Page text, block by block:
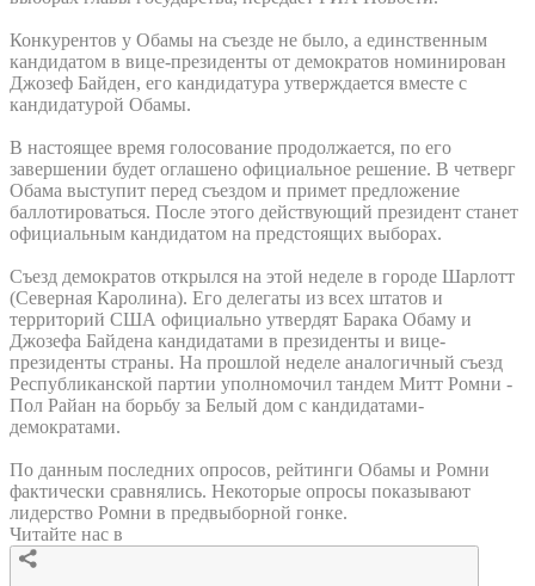
Конкурентов у Обамы на съезде не было, а единственным
кандидатом в вице-президенты от демократов номинирован
Джозеф Байден, его кандидатура утверждается вместе с
кандидатурой Обамы.
В настоящее время голосование продолжается, по его
завершении будет оглашено официальное решение. В четверг
Обама выступит перед съездом и примет предложение
баллотироваться. После этого действующий президент станет
официальным кандидатом на предстоящих выборах.
Съезд демократов открылся на этой неделе в городе Шарлотт
(Северная Каролина). Его делегаты из всех штатов и
территорий США официально утвердят Барака Обаму и
Джозефа Байдена кандидатами в президенты и вице-
президенты страны. На прошлой неделе аналогичный съезд
Республиканской партии уполномочил тандем Митт Ромни -
Пол Райан на борьбу за Белый дом с кандидатами-
демократами.
По данным последних опросов, рейтинги Обамы и Ромни
фактически сравнялись. Некоторые опросы показывают
лидерство Ромни в предвыборной гонке.
Читайте нас в